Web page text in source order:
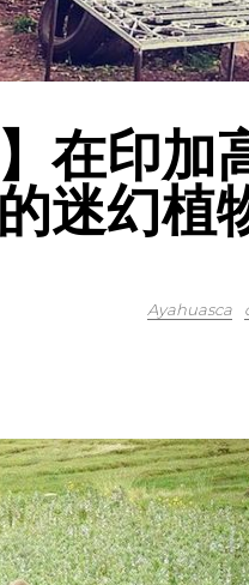
在印加
迷幻植
Ayahuasca